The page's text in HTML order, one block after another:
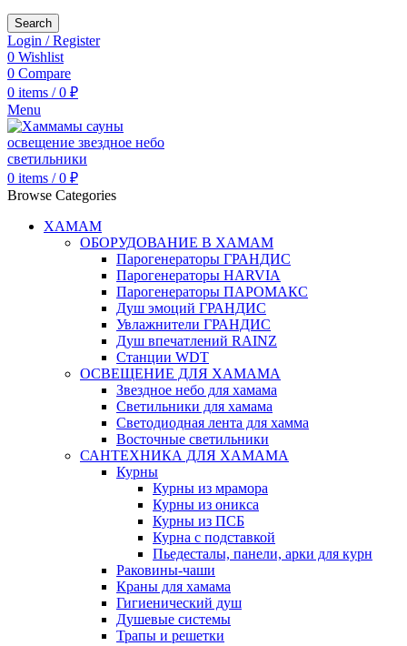
Search
Login / Register
0 Wishlist
0 Compare
0 items / 0 ₽
Menu
0 items / 0 ₽
Browse Categories
ХАМАМ
ОБОРУДОВАНИЕ В ХАМАМ
Парогенераторы ГРАНДИС
Парогенераторы HARVIA
Парогенераторы ПАРОМАКС
Душ эмоций ГРАНДИС
Увлажнители ГРАНДИС
Душ впечатлений RAINZ
Станции WDT
ОСВЕЩЕНИЕ ДЛЯ ХАМАМА
Звездное небо для хамама
Светильники для хамама
Светодиодная лента для хамма
Восточные светильники
САНТЕХНИКА ДЛЯ ХАМАМА
Курны
Курны из мрамора
Курны из оникса
Курны из ПСБ
Курна с подставкой
Пьедесталы, панели, арки для курн
Раковины-чаши
Краны для хамама
Гигиенический душ
Душевые системы
Трапы и решетки